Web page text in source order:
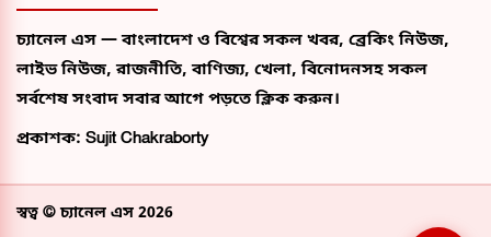
চ্যানেল এস — বাংলাদেশ ও বিশ্বের সকল খবর, ব্রেকিং নিউজ,
লাইভ নিউজ, রাজনীতি, বাণিজ্য, খেলা, বিনোদনসহ সকল
সর্বশেষ সংবাদ সবার আগে পড়তে ক্লিক করুন।
প্রকাশক: Sujit Chakraborty
স্বত্ব ©চ্যানেল এস 2026